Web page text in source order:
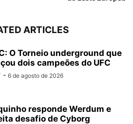
ARTICLES
O Torneio underground que
dois campeões do UFC
- 6 de agosto de 2026
responde Werdum e
desafio de Cyborg